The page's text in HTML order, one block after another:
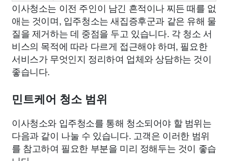
이사청소는 이전 주인이 남긴 흔적이나 찌든 때를 없
애는 것이며, 입주청소는 새집증후군과 같은 유해 물
질을 제거하는 데 중점을 두고 있습니다. 각 청소 서
비스의 목적에 따라 다르게 접근해야 하며, 필요한
서비스가 무엇인지 정리하여 업체와 상담하는 것이
좋습니다.
민트케어 청소 범위
이사청소와 입주청소를 통해 청소되어야 할 범위는
다음과 같이 나눌 수 있습니다. 고객은 이러한 범위
를 참고하여 필요한 부분을 미리 정해두는 것이 좋습